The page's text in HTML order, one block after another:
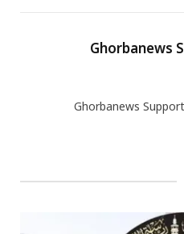
Ghorbanews
Ghorbanews